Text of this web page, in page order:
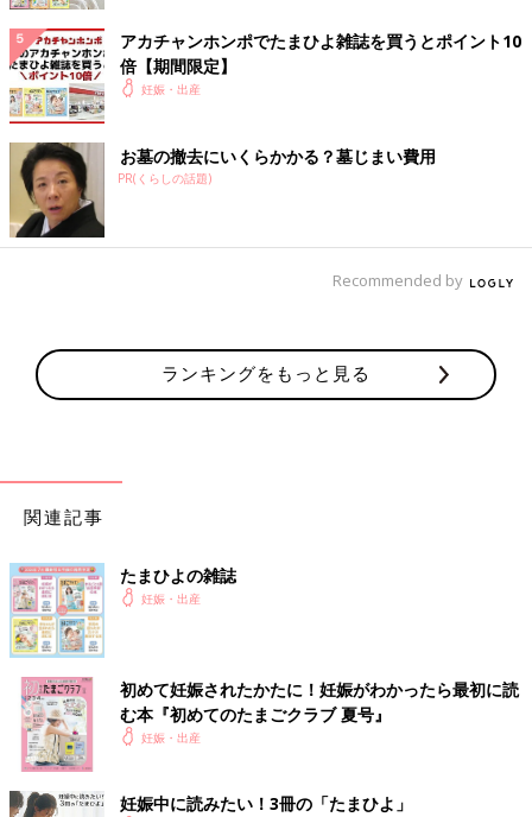
アカチャンホンポでたまひよ雑誌を買うとポイント10
倍【期間限定】
妊娠・出産
お墓の撤去にいくらかかる？墓じまい費用
PR(くらしの話題)
Recommended by
ランキングをもっと見る
関連記事
たまひよの雑誌
妊娠・出産
初めて妊娠されたかたに！妊娠がわかったら最初に読
む本『初めてのたまごクラブ 夏号』
妊娠・出産
妊娠中に読みたい！3冊の「たまひよ」